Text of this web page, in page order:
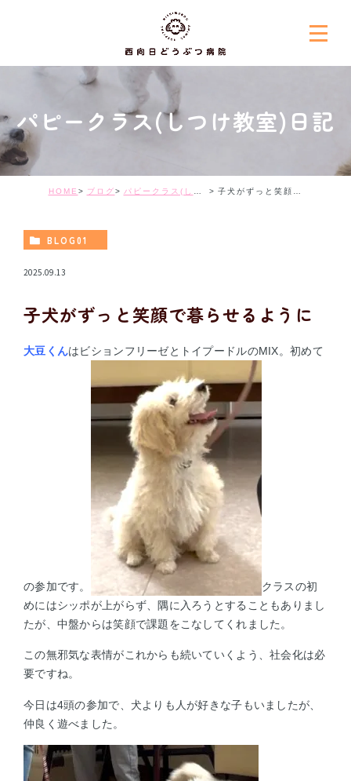
パピークラス(しつけ教室)日記
HOME ブログ パピークラス(しつけ教室)日記 子犬がずっと笑顔で暮らせるように
BLOG01
2025.09.13
子犬がずっと笑顔で暮らせるように
大豆くんはビションフリーゼとトイプードルのMIX。初めて
の参加です。
クラスの初
めにはシッポが上がらず、隅に入ろうとすることもありまし
たが、 中盤からは笑顔で課題をこなしてくれました。
この無邪気な表情がこれからも続いていくよう、社会化は必
要ですね。
今日は4頭の参加で、犬よりも人が好きな子もいましたが、
仲良く遊べました。